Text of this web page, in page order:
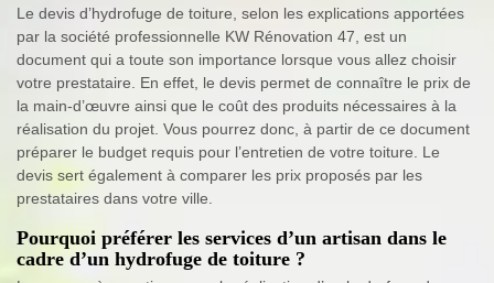
Le devis d’hydrofuge de toiture, selon les explications apportées
par la société professionnelle KW Rénovation 47, est un
document qui a toute son importance lorsque vous allez choisir
votre prestataire. En effet, le devis permet de connaître le prix de
la main-d’œuvre ainsi que le coût des produits nécessaires à la
réalisation du projet. Vous pourrez donc, à partir de ce document
préparer le budget requis pour l’entretien de votre toiture. Le
devis sert également à comparer les prix proposés par les
prestataires dans votre ville.
Pourquoi préférer les services d’un artisan dans le
cadre d’un hydrofuge de toiture ?